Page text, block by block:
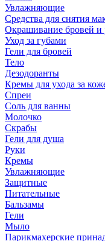
Увлажняющие
Средства для снятия
Окрашивание бровей и
Уход за губами
Гели для бровей
Тело
Дезодоранты
Кремы для ухода за
Спреи
Соль для ванны
Молочко
Скрабы
Гели для душа
Руки
Кремы
Увлажняющие
Защитные
Питательные
Бальзамы
Гели
Мыло
Парикмахерские